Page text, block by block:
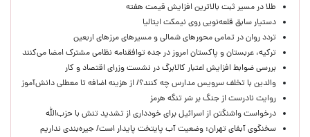
طلا در مسیر ثبت بالاترین افزایش قیمت هفته
دستیار سابق قلعه‌نویی روی نیمکت ایتالیا
تردد روان در تمامی محورهای شمالی و مسیرهای مرزهای اربعین
ترکیه، عربستان و پاکستان امروز در جده توافقنامه نظامی مشترک امضا می‌کنند
بررسی ضوابط افزایش اعتبار کالابرگ در نشست وزرای اقتصاد و کار
والدین با تخلف سرویس مدارس چه کنند؟/ از هزینه اضافه تا معطلی دانش‌آموز
روایت نادرست از جنگ بر سَر تنگه هرمز
درخواست واشنگتن از اسرائیل برای خودداری از تشدید تنش با حزب‌الله
سخنگوی آبفای تهران: وضعیت آب پایتخت پایدار است/ جیره‌بندی نداریم